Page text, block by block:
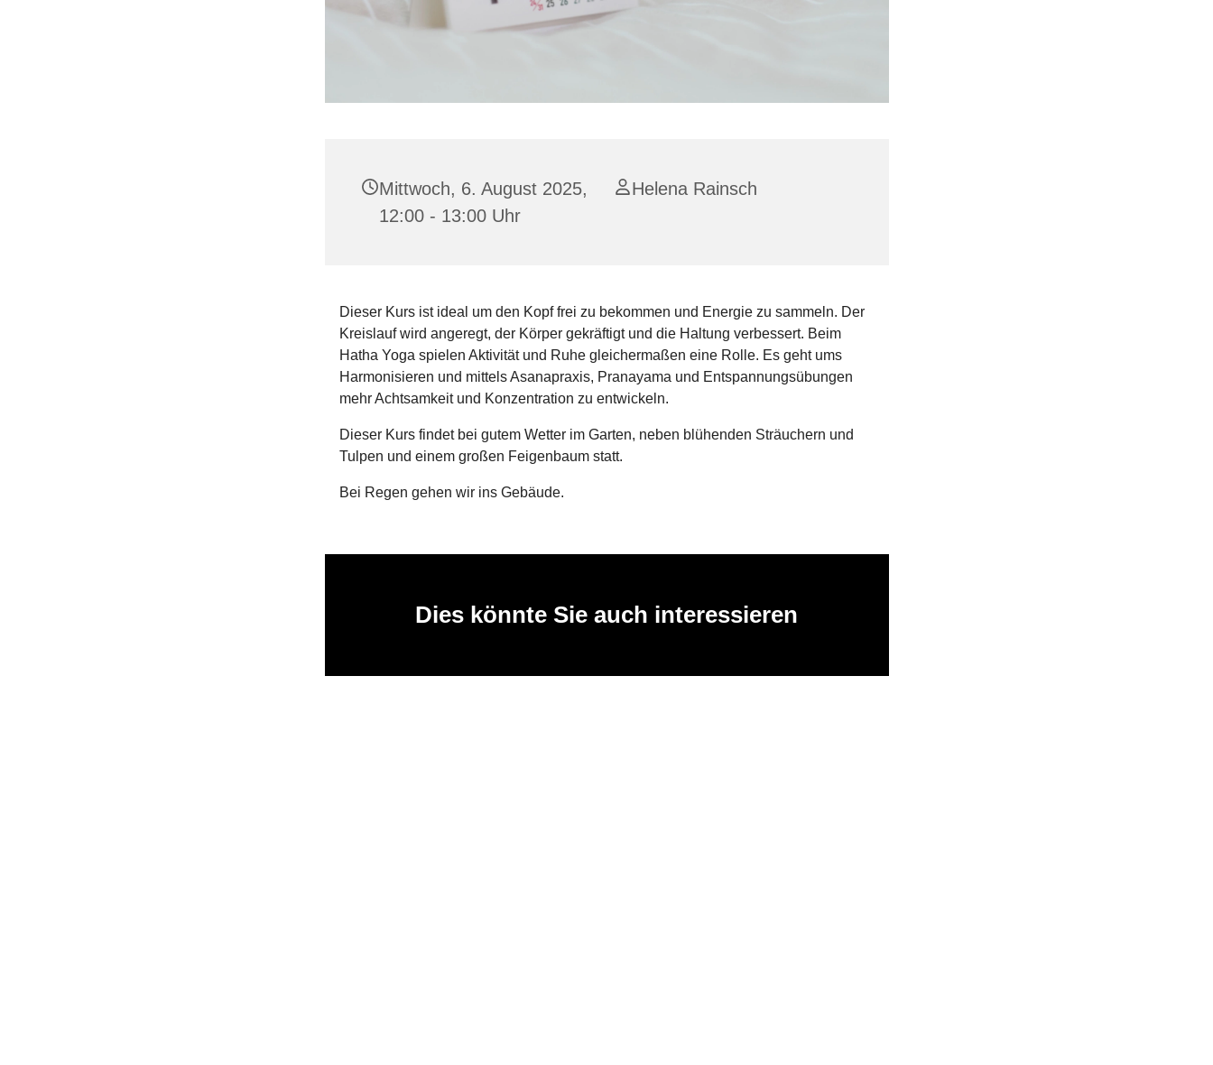
Mittwoch, 6. August 2025,
12:00 - 13:00 Uhr
Helena Rainsch
Dieser Kurs ist ideal um den Kopf frei zu bekommen und Energie zu sammeln. Der
Kreislauf wird angeregt, der Körper gekräftigt und die Haltung verbessert. Beim
Hatha Yoga spielen Aktivität und Ruhe gleichermaßen eine Rolle. Es geht ums
Harmonisieren und mittels Asanapraxis, Pranayama und Entspannungsübungen
mehr Achtsamkeit und Konzentration zu entwickeln.
Dieser Kurs findet bei gutem Wetter im Garten, neben blühenden Sträuchern und
Tulpen und einem großen Feigenbaum statt.
Bei Regen gehen wir ins Gebäude.
Dies könnte Sie auch interessieren